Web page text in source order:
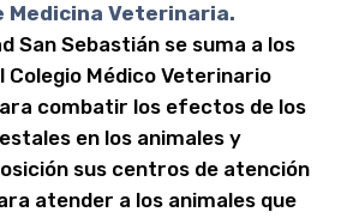
Medicina Veterinaria.
San Sebastián se suma a los
Colegio Médico Veterinario
combatir los efectos de los
en los animales y
sus centros de atención
atender a los animales que